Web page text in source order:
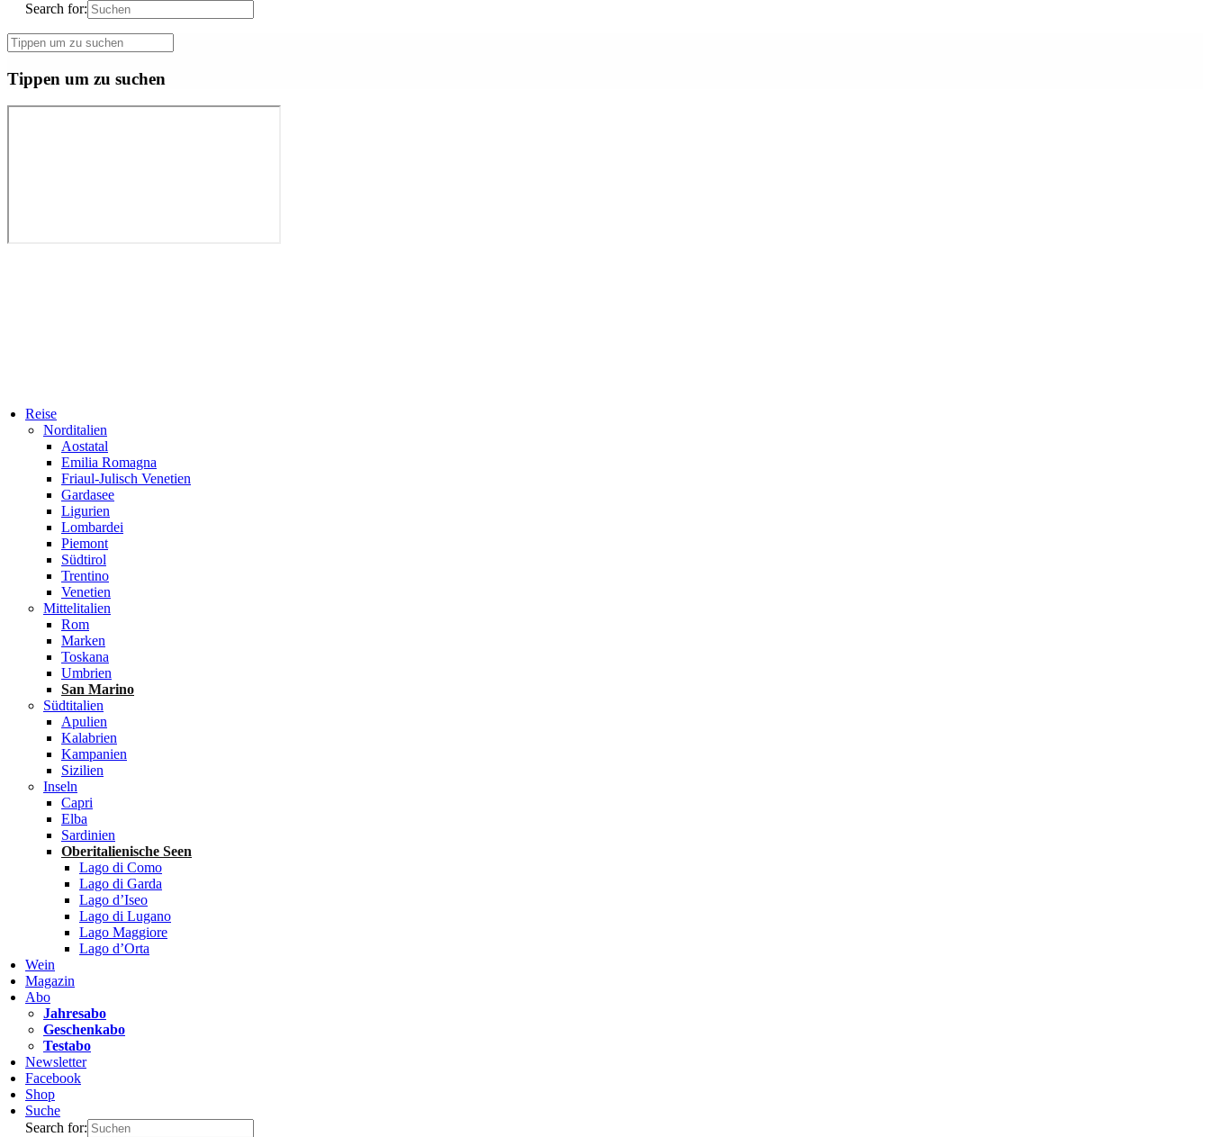
Search for:
Tippen um zu suchen
Reise
Norditalien
Aostatal
Emilia Romagna
Friaul-Julisch Venetien
Gardasee
Ligurien
Lombardei
Piemont
Südtirol
Trentino
Venetien
Mittelitalien
Rom
Marken
Toskana
Umbrien
San Marino
Südtitalien
Apulien
Kalabrien
Kampanien
Sizilien
Inseln
Capri
Elba
Sardinien
Oberitalienische Seen
Lago di Como
Lago di Garda
Lago d’Iseo
Lago di Lugano
Lago Maggiore
Lago d’Orta
Wein
Magazin
Abo
Jahresabo
Geschenkabo
Testabo
Newsletter
Facebook
Shop
Suche
Search for: